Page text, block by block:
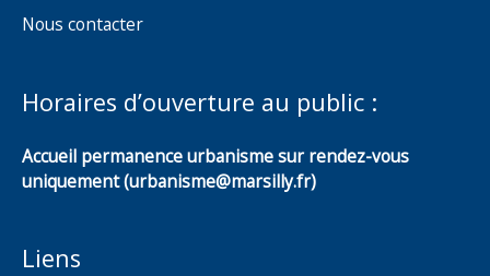
Nous contacter
Horaires d’ouverture au public :
Accueil permanence urbanisme sur rendez-vous
uniquement (urbanisme@marsilly.fr)
Liens